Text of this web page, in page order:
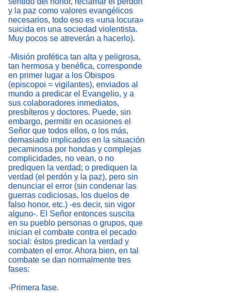
y la paz como valores evangélicos
necesarios, todo eso es «una locura»
suicida en una sociedad violentista.
Muy pocos se atreverán a hacerlo).
-Misión profética tan alta y peligrosa,
tan hermosa y benéfica, corresponde
en primer lugar a los Obispos
(episcopoi = vigilantes), enviados al
mundo a predicar el Evangelio, y a
sus colaboradores inmediatos,
presbíteros y doctores. Puede, sin
embargo, permitir en ocasiones el
Señor que todos ellos, o los más,
demasiado implicados en la situación
pecaminosa por hondas y complejas
complicidades, no vean, o no
prediquen la verdad; o prediquen la
verdad (el perdón y la paz), pero sin
denunciar el error (sin condenar las
guerras codiciosas, los duelos de
falso honor, etc.) -es decir, sin vigor
alguno-. El Señor entonces suscita
en su pueblo personas o grupos, que
inician el combate contra el pecado
social: éstos predican la verdad y
combaten el error. Ahora bien, en tal
combate se dan normalmente tres
fases:
-Primera fase.